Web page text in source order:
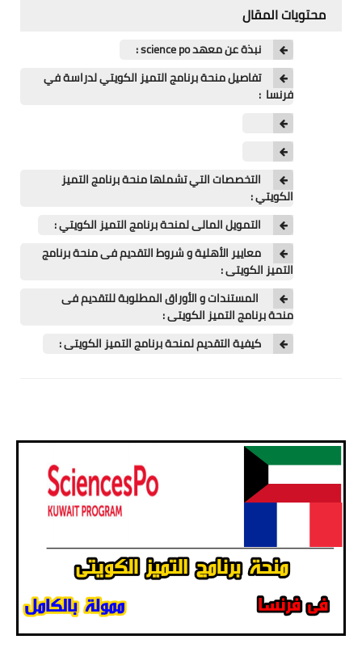
الوظيفة
إعلاميات
محتويات المقال
نبذة عن معهد science po :
تفاصيل منحة برنامج التميز الكويتي لدراسة في
فرنسا :
التخصصات التي تشملها منحة برنامج التميز
الكويتي :
التمويل المالى لمنحة برنامج التميز الكويتي :
معايير الأهلية و شروط التقديم فى منحة برنامج
التميز الكويتى :
المستندات و الأوراق المطلوبة للتقديم فى
منحة برنامج التميز الكويتى :
كيفية التقديم لمنحة برنامج التميز الكويتى :